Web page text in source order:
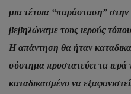
μια τέτοια “παράσταση”
βεβηλώναμε τους ιερούς
Η απάντηση θα ήταν
σύστημα προστατεύει τα ιερά
καταδικασμένο να